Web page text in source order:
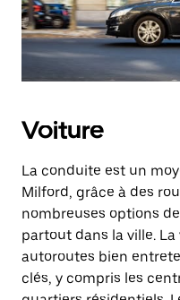
Voiture
La conduite est un
Milford, grâce à des
nombreuses options
partout dans la ville.
autoroutes bien
clés, y compris les